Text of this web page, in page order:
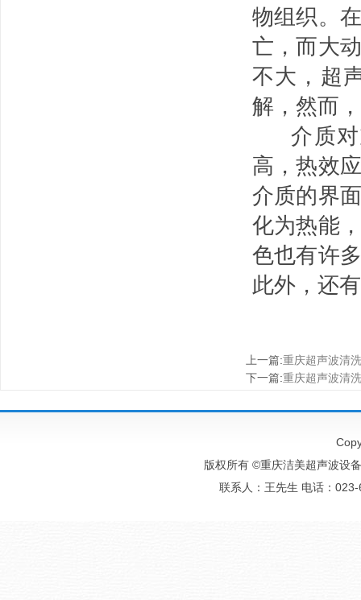
物组织。
亡，而大
不大，超
解，然而
介质对
高，热效
介质的界
化为热能
色也有许
此外，还
上一篇:重庆超声波清
下一篇:重庆超声波清
版权所有 ©重庆洁美超声波设
联系人：王先生 电话：